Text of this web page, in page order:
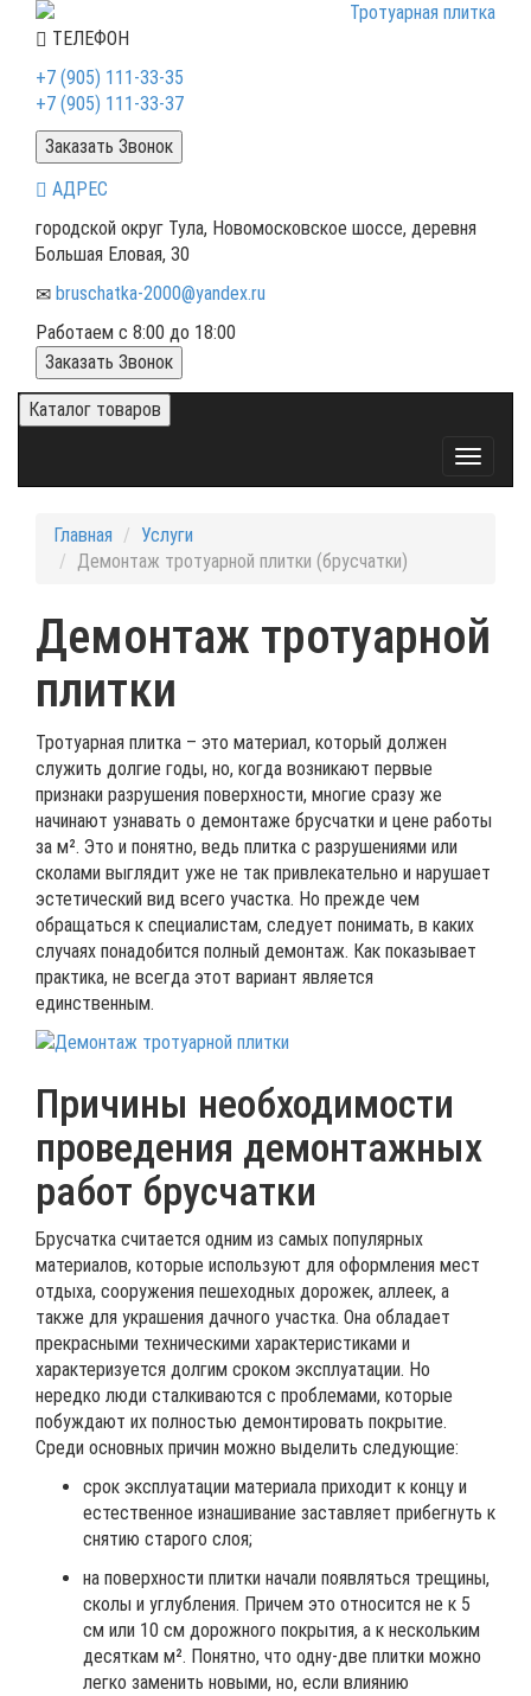
ТЕЛЕФОН
+7 (905) 111-33-35
+7 (905) 111-33-37
Заказать Звонок
АДРЕС
городской округ Тула, Новомосковское шоссе, деревня
Большая Еловая, 30
bruschatka-2000@yandex.ru
Работаем с 8:00 до 18:00
Заказать Звонок
Каталог товаров
Toggle
Главная
Услуги
Демонтаж тротуарной плитки (брусчатки)
Демонтаж тротуарной
плитки
Тротуарная плитка – это материал, который должен
служить долгие годы, но, когда возникают первые
признаки разрушения поверхности, многие сразу же
начинают узнавать о демонтаже брусчатки и цене работы
за м². Это и понятно, ведь плитка с разрушениями или
сколами выглядит уже не так привлекательно и нарушает
эстетический вид всего участка. Но прежде чем
обращаться к специалистам, следует понимать, в каких
случаях понадобится полный демонтаж. Как показывает
практика, не всегда этот вариант является
единственным.
Причины необходимости
проведения демонтажных
работ брусчатки
Брусчатка считается одним из самых популярных
материалов, которые используют для оформления мест
отдыха, сооружения пешеходных дорожек, аллеек, а
также для украшения дачного участка. Она обладает
прекрасными техническими характеристиками и
характеризуется долгим сроком эксплуатации. Но
нередко люди сталкиваются с проблемами, которые
побуждают их полностью демонтировать покрытие.
Среди основных причин можно выделить следующие:
срок эксплуатации материала приходит к концу и
естественное изнашивание заставляет прибегнуть к
снятию старого слоя;
на поверхности плитки начали появляться трещины,
сколы и углубления. Причем это относится не к 5
см или 10 см дорожного покрытия, а к нескольким
десяткам м². Понятно, что одну-две плитки можно
легко заменить новыми, но, если влиянию